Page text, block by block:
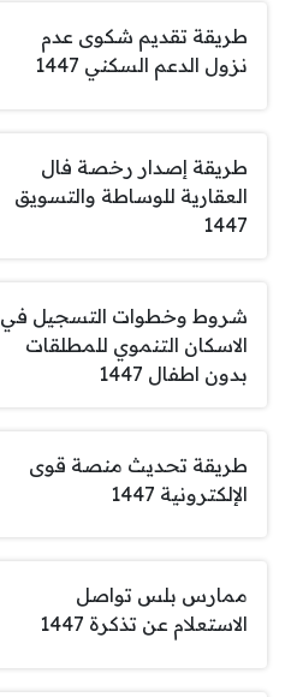
طريقة تقديم شكوى عدم
نزول الدعم السكني 1447
طريقة إصدار رخصة فال
العقارية للوساطة والتسويق
1447
شروط وخطوات التسجيل في
الاسكان التنموي للمطلقات
بدون اطفال 1447
طريقة تحديث منصة قوى
الإلكترونية 1447
ممارس بلس تواصل
الاستعلام عن تذكرة 1447